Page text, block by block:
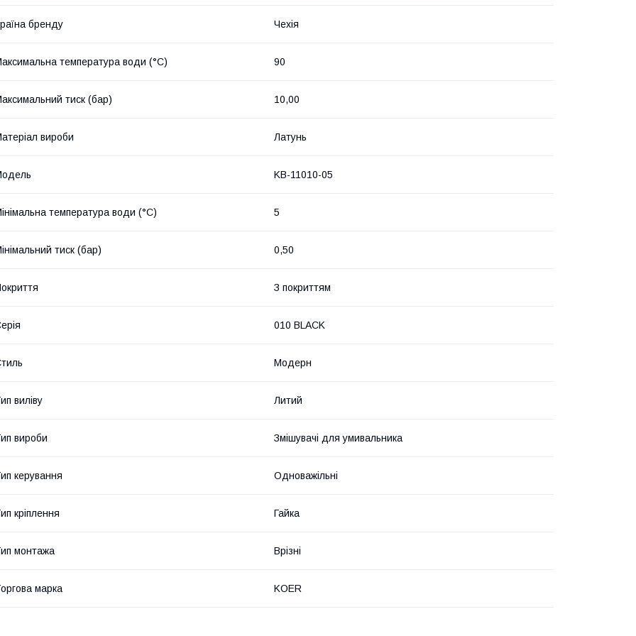
бренду Чехія
температура води (°C) 90
тиск (бар) 10,00
вироби Латунь
KB-11010-05
температура води (°C) 5
тиск (бар) 0,50
З покриттям
010 BLACK
Модерн
виліву Литий
вироби Змішувачі для умивальника
керування Одноважільні
кріплення Гайка
монтажа Врізні
марка KOER